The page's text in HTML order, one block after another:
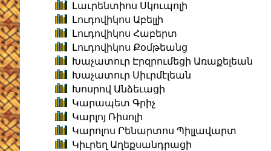
Լաւրենտիոս Սկուպոլի
Լուդովիկոս Աբելլի
Լուդովիկոս Հաբերտ
Լուդովիկոս Քօմթեանց
Խաչատուր Էրզրումեցի Առաքելեան
Խաչատուր Սիւրմէլեան
Խոսրով Անձեւացի
Կարապետ Գրիչ
Կարլոյ Ռիսոլի
Կարոլոս Րենարտոս Պիլլավարտ
Կիւրեղ Աղեքսանդրացի